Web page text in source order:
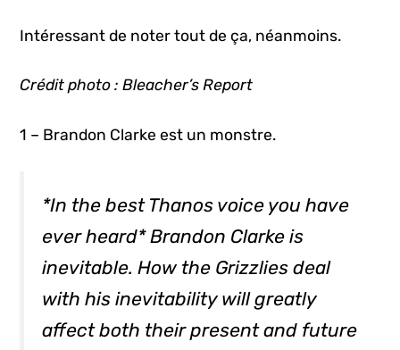
Intéressant de noter tout de ça, néanmoins.
Crédit photo : Bleacher’s Report
1 – Brandon Clarke est un monstre.
*In the best Thanos voice you have
ever heard* Brandon Clarke is
inevitable. How the Grizzlies deal
with his inevitability will greatly
affect both their present and future